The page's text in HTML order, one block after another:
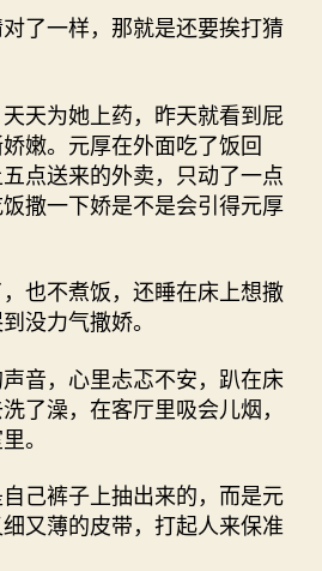
了一样，那就是还要挨打猜
天为她上药，昨天就看到屁
嫩。元厚在外面吃了饭回
点送来的外卖，只动了一点
撒一下娇是不是会引得元厚
也不煮饭，还睡在床上想撒
没力气撒娇。
音，心里忐忑不安，趴在床
了澡，在客厅里吸会儿烟，
。
己裤子上抽出来的，而是元
又薄的皮带，打起人来保准